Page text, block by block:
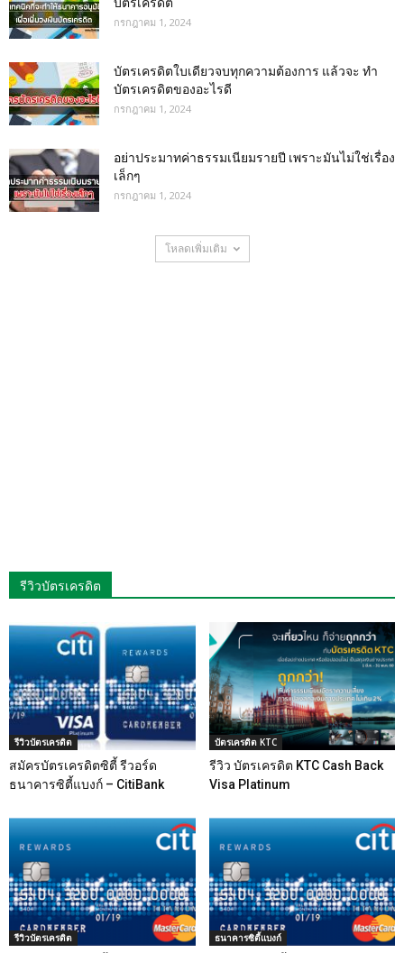
กรกฎาคม 1, 2024
บัตรเครดิตใบเดียวจบทุกความต้องการ แล้วจะ ทำ
บัตรเครดิตของอะไรดี
กรกฎาคม 1, 2024
อย่าประมาทค่าธรรมเนียมรายปี เพราะมันไม่ใช่เรื่อง
เล็กๆ
กรกฎาคม 1, 2024
โหลดเพิ่มเติม
รีวิวบัตรเครดิต
รีวิวบัตรเครดิต
สมัครบัตรเครดิตซิตี้ รีวอร์ด
ธนาคารซิตี้แบงก์ – CitiBank
บัตรเครดิต KTC
รีวิว บัตรเครดิต KTC Cash Back
Visa Platinum
รีวิวบัตรเครดิต ธนาคารซิตี้แบงก์